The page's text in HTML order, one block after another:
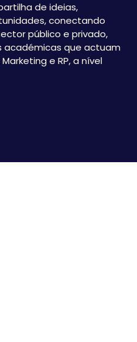
de ideias,
conectando
público e privado,
académicas que actuam
e RP, a nível